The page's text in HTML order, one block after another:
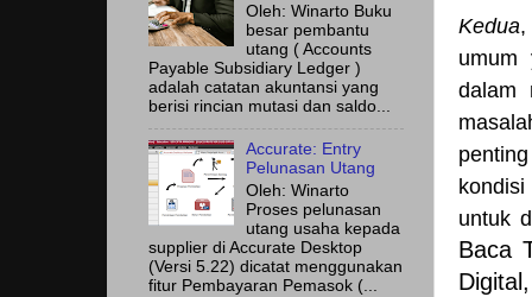
Kedua,
dalam
untuk
Baca
Oleh: Winarto Buku
besar pembantu
utang ( Accounts
Payable Subsidiary Ledger )
adalah catatan akuntansi yang
berisi rincian mutasi dan saldo...
Accurate: Entry
Pelunasan Utang
Oleh: Winarto
Proses pelunasan
utang usaha kepada
supplier di Accurate Desktop
(Versi 5.22) dicatat menggunakan
fitur Pembayaran Pemasok (...